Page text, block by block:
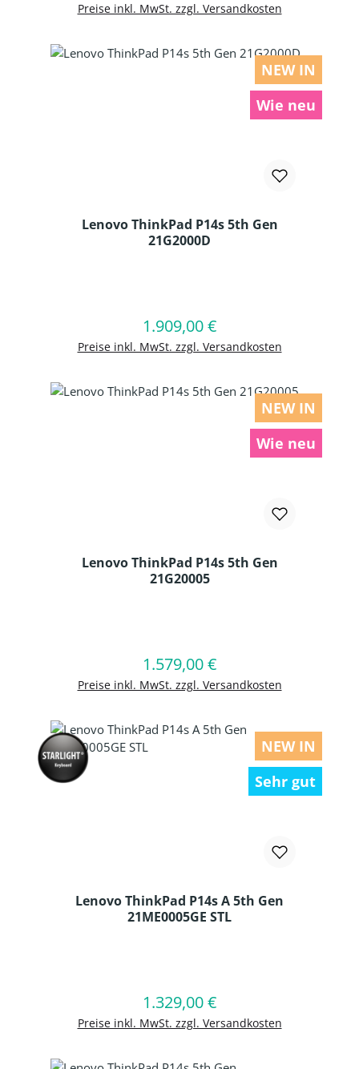
Preise inkl. MwSt. zzgl. Versandkosten
NEW IN
Wie neu
Lenovo ThinkPad P14s 5th Gen
21G2000D
Regulärer Preis:
1.909,00 €
Preise inkl. MwSt. zzgl. Versandkosten
In den Warenkorb
NEW IN
Wie neu
Lenovo ThinkPad P14s 5th Gen
21G20005
Regulärer Preis:
1.579,00 €
Preise inkl. MwSt. zzgl. Versandkosten
In den Warenkorb
NEW IN
Sehr gut
Lenovo ThinkPad P14s A 5th Gen
21ME0005GE STL
Regulärer Preis:
1.329,00 €
Preise inkl. MwSt. zzgl. Versandkosten
In den Warenkorb